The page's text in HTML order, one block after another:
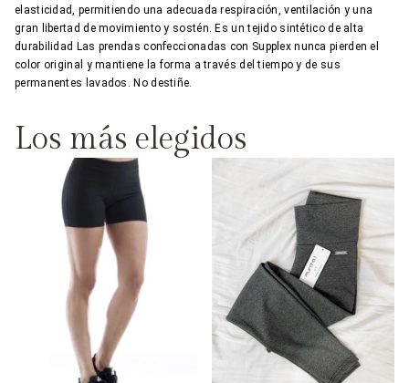
elasticidad, permitiendo una adecuada respiración, ventilación y una
gran libertad de movimiento y sostén. Es un tejido sintético de alta
durabilidad Las prendas confeccionadas con Supplex nunca pierden el
color original y mantiene la forma a través del tiempo y de sus
permanentes lavados. No destiñe.
Los más elegidos